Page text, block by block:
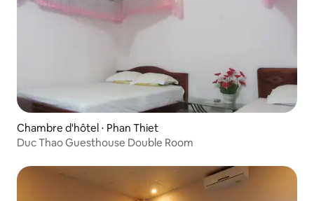
Chambre d'hôtel ⋅ Phan Thiet
Duc Thao Guesthouse Double Room